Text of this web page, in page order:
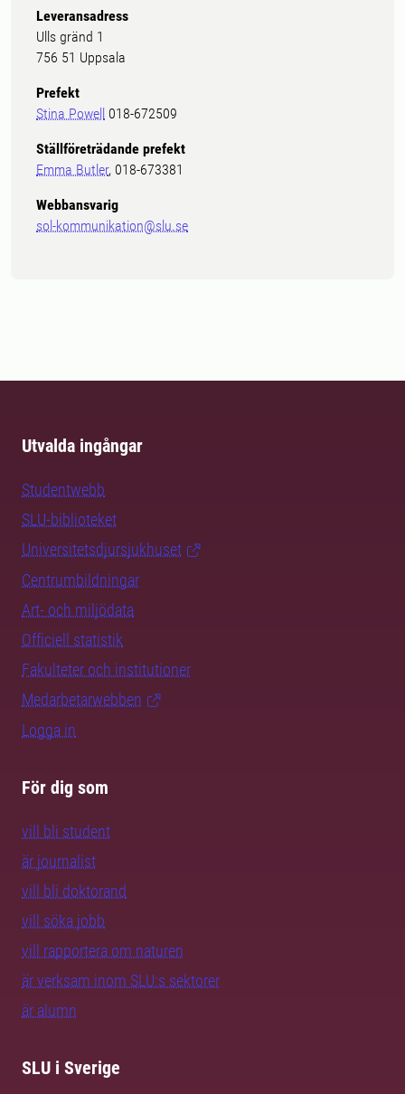
Leveransadress
Ulls gränd 1
756 51 Uppsala
Prefekt
Stina Powell 018-672509
Ställföreträdande prefekt
Emma Butler, 018-673381
Webbansvarig
sol-kommunikation@slu.se
Utvalda ingångar
Studentwebb
SLU-biblioteket
Universitetsdjursjukhuset
Centrumbildningar
Art- och miljödata
Officiell statistik
Fakulteter och institutioner
Medarbetarwebben
Logga in
För dig som
vill bli student
är journalist
vill bli doktorand
vill söka jobb
vill rapportera om naturen
är verksam inom SLU:s sektorer
är alumn
SLU i Sverige